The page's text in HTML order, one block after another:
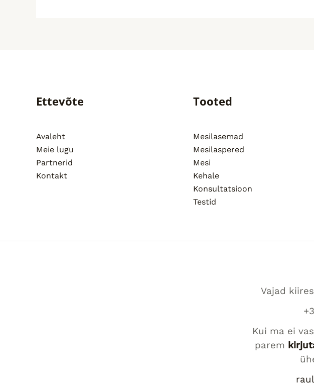
Ettevõte
Avaleht
Meie lugu
Partnerid
Kontakt
Tooted
Mesilasemad
Mesilaspered
Mesi
Kehale
Konsultatsioon
Testid
Vajad
Kui ma ei
parem